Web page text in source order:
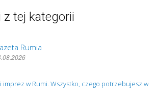
tej kategorii
Rumia
imprez w Rumi. Wszystko, czego potrzebujesz w